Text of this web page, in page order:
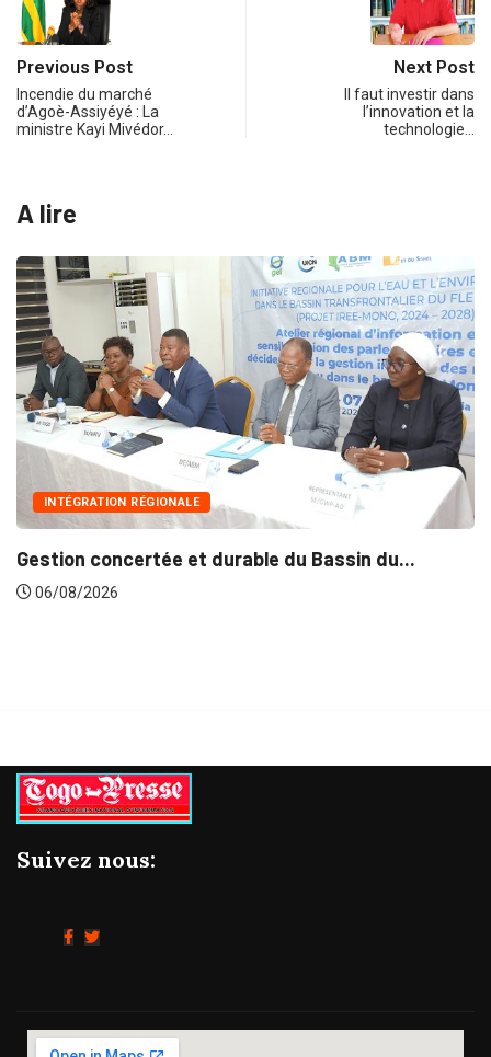
Previous Post
Incendie du marché
d’Agoè-Assiyéyé : La
ministre Kayi Mivédor…
Next Post
Il faut investir dans
l’innovation et la
technologie…
A lire
INTÉGRATION RÉGIONALE
Gestion concertée et durable du Bassin du...
06/08/2026
Suivez nous: